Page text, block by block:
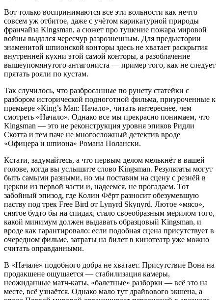
Вот только воспринимаются все эти вольности как нечто
совсем уж отбитое, даже с учётом карикатурной природы
франчайза Kingsman, а сюжет про тушение пожара мировой
войны выдался чересчур разрозненным. Для предыстории
знаменитой шпионской конторы здесь не хватает раскрытия
внутренней кухни этой самой конторы, а разоблачение
вышеупомянутого антагониста — пример того, как не следует
прятать рояли по кустам.
Так случилось, что разбросанные по рунету статейки с
разбором исторической подноготной фильма, приуроченные к
премьере «King’s Man: Начало», читать интереснее, чем
смотреть «Начало». Однако все мы прекрасно понимаем, что
Kingsman — это не реконструкция уровня эпиков Ридли
Скотта и тем паче не многосложный детектив вроде
«Офицера и шпиона» Романа Полански.
Кстати, задумайтесь, а что первым делом мелькнёт в вашей
голове, когда вы услышите слово Kingsman. Результаты могут
быть самыми разными, но мы поставим на сцену с резнёй в
церкви из первой части и, надеемся, не прогадаем. Тот
забойный эпизод, где Колин Фёрт разносит обезумевшую
паству под трек Free Bird от Lynyrd Skynyrd. Лютое «мясо»,
снятое будто бы на спидах, стало своеобразным мерилом того,
какой минимум должен выдавать образцовый Kingsman, и
вроде как гарантировало: если подобная сцена присутствует в
очередном фильме, затраты на билет в кинотеатр уже можно
считать оправданными.
В «Начале» подобного добра не хватает. Присутствие Вона на
продакшене ощущается — стабилизация камеры,
неожиданные матч-каты, «балетные» разборки — всё это на
месте, всё узнаётся. Однако мало тут драйвового экшена, а